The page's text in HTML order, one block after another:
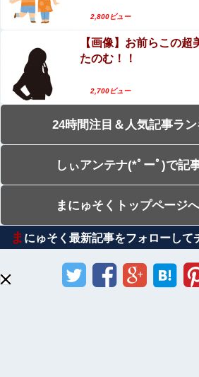
2,800ビュー
【画像】お前らこの
たのむ！！
2,700ビュー
24時間注目＆人気記事ラ
しぃアンテナ(*ﾟーﾟ)で記
まにゅそくトップページ
ま にゅそく最新記事をフォローして